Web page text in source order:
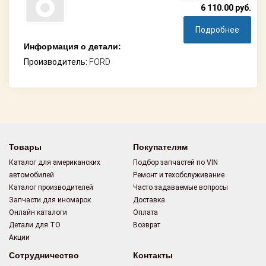
Информация о детали:
Производитель: FORD
6 110.00 руб.
Подробнее
Товары
Каталог для американских
автомобилей
Каталог производителей
Запчасти для иномарок
Онлайн каталоги
Детали для ТО
Акции
Покупателям
Подбор запчастей по VIN
Ремонт и техобслуживание
Часто задаваемые вопросы
Доставка
Оплата
Возврат
Сотрудничество Контакты